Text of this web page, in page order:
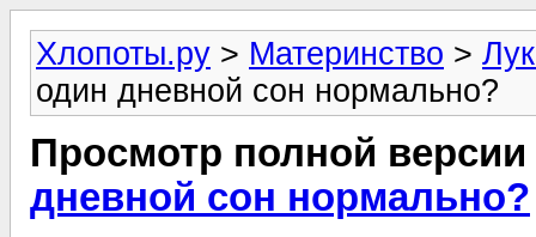
Хлопоты.ру > Материнство >
один дневной сон нормально?
Просмотр полной
дневной сон нормально?